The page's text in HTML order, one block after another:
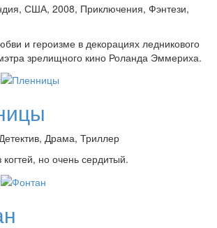
США, 2008, Приключения, Фэнтези,
и героизме в декорациях ледникового
зрелищного кино Роланда Эммериха.
Драма, Триллер
но очень сердитый.